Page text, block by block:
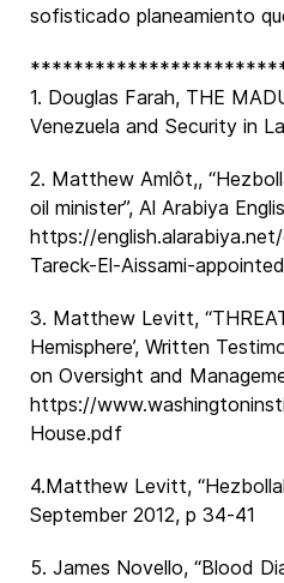
sofisticado planeamiento
1. Douglas Farah, THE
Venezuela and Security in
2. Matthew Amlôt,,
oil minister”, Al Arabiya
https://
Tareck-El-Aissami-
3. Matthew Levitt,
Hemisphere’, Written
on Oversight and
https://
House.pdf
4.Matthew Levitt,
September 2012, p 34-41
5. James Novello, “Blood